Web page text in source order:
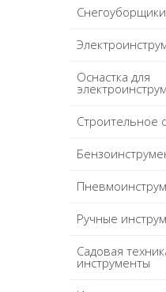
Снегоуборщики
Оснастка для
Строительное
Ручные
Садовая
инструменты